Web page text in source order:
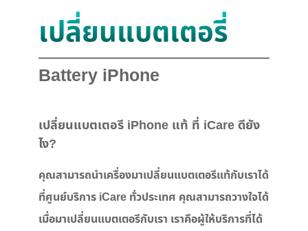
เปลี่ยนแบตเตอรี่
Battery iPhone
เปลี่ยนแบตเตอรี iPhone แท้ ที่ iCare ดียัง
ไง?
คุณสามารถนำเครื่องมาเปลี่ยนแบตเตอรีแท้กับเราได้
ที่ศูนย์บริการ iCare ทั่วประเทศ คุณสามารถวางใจได้
เมื่อมาเปลี่ยนแบตเตอรีกับเรา เราคือผู้ให้บริการที่ได้